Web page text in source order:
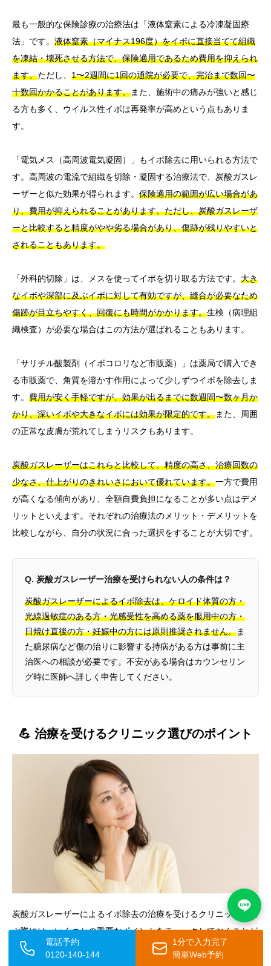
最も一般的な保険診療の治療法は「液体窒素による冷凍凝固療
法」です。 液体窒素（マイナス196度）をイボに直接当てて組織
を凍結・壊死させる方法で、保険適用であるため費用を抑えられ
ます。ただし、 1〜2週間に1回の通院が必要で、完治まで数回〜
十数回かかることがあります。また、施術中の痛みが強いと感じ
る方も多く、ウイルス性イボは再発率が高めという点もありま
す。
「電気メス（高周波電気凝固）」もイボ除去に用いられる方法で
す。高周波の電流で組織を切除・凝固する治療法で、炭酸ガスレ
ーザーと似た効果が得られます。 保険適用の範囲が広い場合があ
り、費用が抑えられることがあります。ただし、炭酸ガスレーザ
ーと比較すると精度がやや劣る場合があり、傷跡が残りやすいと
されることもあります。
「外科的切除」は、メスを使ってイボを切り取る方法です。 大き
なイボや深部に及ぶイボに対して有効ですが、縫合が必要なため
傷跡が目立ちやすく、回復にも時間がかかります。生検（病理組
織検査）が必要な場合はこの方法が選ばれることもあります。
「サリチル酸製剤（イボコロリなど市販薬）」は薬局で購入でき
る市販薬で、角質を溶かす作用によって少しずつイボを除去しま
す。 費用が安く手軽ですが、効果が出るまでに数週間〜数ヶ月か
かり、深いイボや大きなイボには効果が限定的です。また、周囲
の正常な皮膚が荒れてしまうリスクもあります。
炭酸ガスレーザーはこれらと比較して、精度の高さ、治療回数の
少なさ、仕上がりのきれいさにおいて優れています。一方で費用
が高くなる傾向があり、全額自費負担になることが多い点はデメ
リットといえます。それぞれの治療法のメリット・デメリットを
比較しながら、自分の状況に合った選択をすることが大切です。
Q. 炭酸ガスレーザー治療を受けられない人の条件は？
炭酸ガスレーザーによるイボ除去は、ケロイド体質の方・
光線過敏症のある方・光感受性を高める薬を服用中の方・
日焼け直後の方・妊娠中の方には原則推奨されません。ま
た糖尿病など傷の治りに影響する持病がある方は事前に主
治医への相談が必要です。不安がある場合はカウンセリン
グ時に医師へ詳しく申告してください。
💪 治療を受けるクリニック選びのポイント
炭酸ガスレーザーによるイボ除去の治療を受けるクリニックを選
ぶ際には、いくつかの重要なポイントをチェックしておくことが
大切です。適切なクリニックを選ぶことが、安全で満足のいく治
電話予約
0120-140-144
1分で入力完了
簡単Web予約